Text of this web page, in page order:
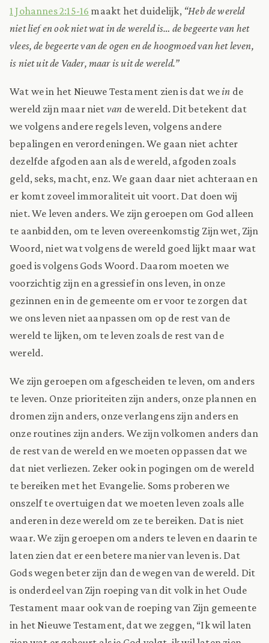
1 Johannes 2:15-16 maakt het duidelijk, “Heb de wereld
niet lief en ook niet wat in de wereld is… de begeerte van het
vlees, de begeerte van de ogen en de hoogmoed van het leven,
is niet uit de Vader, maar is uit de wereld.”
Wat we in het Nieuwe Testament zien is dat wein de
wereld zijn maar niet van de wereld. Dit betekent dat
we volgens andere regels leven, volgens andere
bepalingen en verordeningen. We gaan niet achter
dezelfde afgoden aan als de wereld, afgoden zoals
geld, seks, macht, enz. We gaan daar niet achteraan en
er komt zoveel immoraliteit uit voort. Dat doen wij
niet. We leven anders. We zijn geroepen om God alleen
te aanbidden, om te leven overeenkomstig Zijn wet, Zijn
Woord, niet wat volgens de wereld goed lijkt maar wat
goed is volgens Gods Woord. Daarom moeten we
voorzichtig zijn en agressief in ons leven, in onze
gezinnen en in de gemeente om er voor te zorgen dat
we ons leven niet aanpassen om op de rest van de
wereld te lijken, om te leven zoals de rest van de
wereld.
We zijn geroepen om afgescheiden te leven, om anders
te leven. Onze prioriteiten zijn anders, onze plannen en
dromen zijn anders, onze verlangens zijn anders en
onze routines zijn anders. We zijn volkomen anders dan
de rest van de wereld en we moeten oppassen dat we
dat niet verliezen. Zeker ook in pogingen om de wereld
te bereiken met het Evangelie. Soms proberen we
onszelf te overtuigen dat we moeten leven zoals alle
anderen in deze wereld om ze te bereiken. Dat is niet
waar. We zijn geroepen om anders te leven en daarin te
laten zien dat er een betere manier van leven is. Dat
Gods wegen beter zijn dan de wegen van de wereld. Dit
is onderdeel van Zijn roeping van dit volk in het Oude
Testament maar ook van de roeping van Zijn gemeente
in het Nieuwe Testament, dat we zeggen, “Ik wil laten